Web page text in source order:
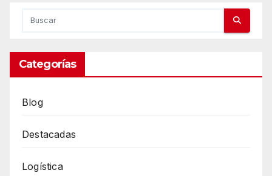
Categorías
Blog
Destacadas
Logística